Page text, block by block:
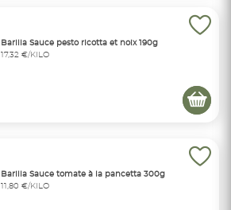
Barilla Sauce pesto ricotta et noix 190g
17,32 €/KILO
Barilla Sauce tomate à la pancetta 300g
11,80 €/KILO